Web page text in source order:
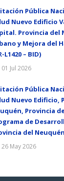
Pública
Nuevo Edificio
Provincia del
y Mejora del
L1420 – BID)
01 Jul 2026
Pública
Nuevo Edificio,
Provincia
de
del Neuquén
26 May 2026